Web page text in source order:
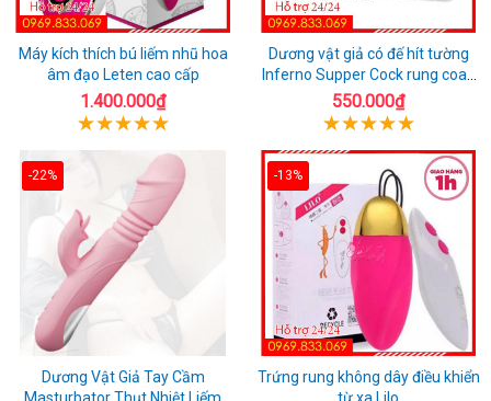
Máy kích thích bú liếm nhũ hoa
âm đạo Leten cao cấp
1.400.000₫
Dương vật giả có đế hít tường
Inferno Supper Cock rung coay
7 chế độ
550.000₫
-22%
Dương Vật Giả Tay Cầm
Masturbator Thụt Nhiệt Liếm
-13%
Trứng rung không dây điều khiển
từ xa Lilo